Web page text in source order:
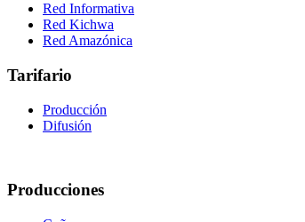
Red Informativa
Red Kichwa
Red Amazónica
Tarifario
Producción
Difusión
Producciones